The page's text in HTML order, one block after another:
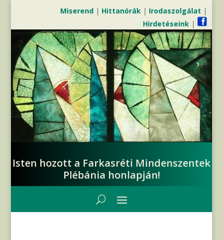
Miserend| Hittanórák| Irodaszolgálat |
Hirdetéseink|
Isten hozott a Farkasréti Mindenszentek
Plébánia honlapján!